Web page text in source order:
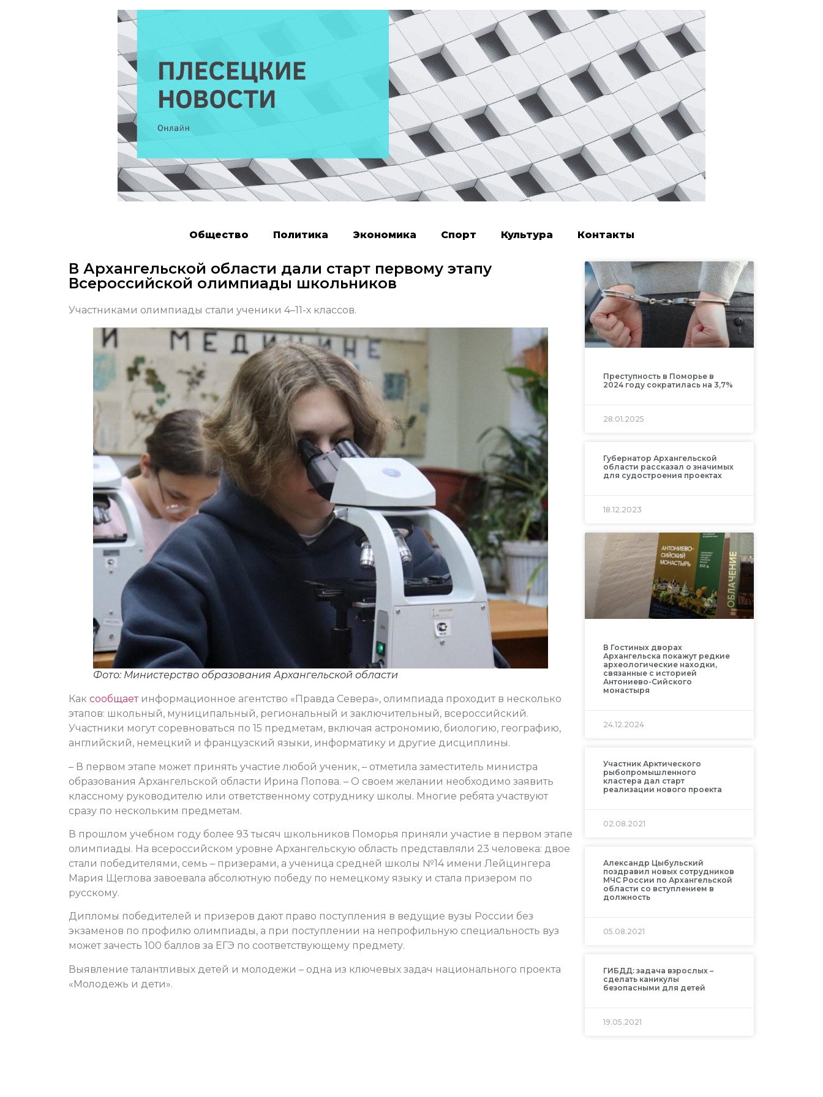
Общество Политика Экономика Спорт Культура Контакты
В Архангельской области дали старт первому этапу
Всероссийской олимпиады школьников
Участниками олимпиады стали ученики 4–11-х классов.
Фото: Министерство образования Архангельской области
Как сообщает информационное агентство «Правда Севера», олимпиада проходит в несколько
этапов: школьный, муниципальный, региональный и заключительный, всероссийский.
Участники могут соревноваться по 15 предметам, включая астрономию, биологию, географию,
английский, немецкий и французский языки, информатику и другие дисциплины.
– В первом этапе может принять участие любой ученик, – отметила заместитель министра
образования Архангельской области Ирина Попова. – О своем желании необходимо заявить
классному руководителю или ответственному сотруднику школы. Многие ребята участвуют
сразу по нескольким предметам.
В прошлом учебном году более 93 тысяч школьников Поморья приняли участие в первом этапе
олимпиады. На всероссийском уровне Архангельскую область представляли 23 человека: двое
стали победителями, семь – призерами, а ученица средней школы №14 имени Лейцингера
Мария Щеглова завоевала абсолютную победу по немецкому языку и стала призером по
русскому.
Дипломы победителей и призеров дают право поступления в ведущие вузы России без
экзаменов по профилю олимпиады, а при поступлении на непрофильную специальность вуз
может зачесть 100 баллов за ЕГЭ по соответствующему предмету.
Выявление талантливых детей и молодежи – одна из ключевых задач национального проекта
«Молодежь и дети».
Преступность в Поморье в
2024 году сократилась на 3,7%
28.01.2025
Губернатор Архангельской
области рассказал о значимых
для судостроения проектах
18.12.2023
В Гостиных дворах
Архангельска покажут редкие
археологические находки,
связанные с историей
Антониево-Сийского
монастыря
24.12.2024
Участник Арктического
рыбопромышленного
кластера дал старт
реализации нового проекта
02.08.2021
Александр Цыбульский
поздравил новых сотрудников
МЧС России по Архангельской
области со вступлением в
должность
05.08.2021
ГИБДД: задача взрослых –
сделать каникулы
безопасными для детей
19.05.2021